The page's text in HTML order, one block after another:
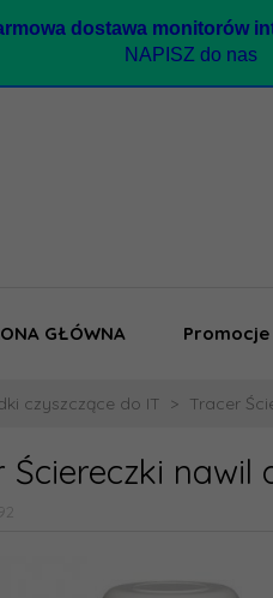
a dostawa monitorów
NAPISZ do nas
GŁÓWNA
czyszczące do IT Tracer
Ściereczki nawil